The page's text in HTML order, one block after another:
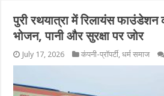
पुरी रथयात्रा में रिलायंस
भोजन, पानी और सुरक्षा पर जोर
July 17, 2026 कंपनी-प्रॉपर्टी,धर्म समाज